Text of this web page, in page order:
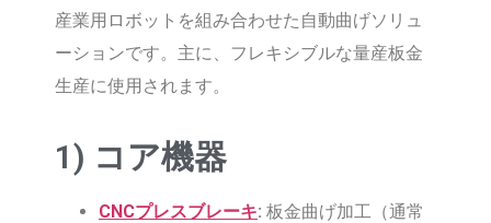
産業用ロボットを組み合わせた自動曲げソリュ
ーションです。主に、フレキシブルな量産板金
生産に使用されます。
1) コア機器
CNCプレスブレーキ: 板金曲げ加工（通常